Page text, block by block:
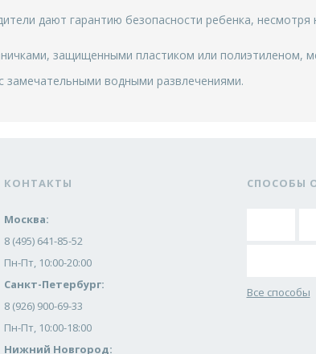
дают гарантию безопасности ребенка, несмотря
защищенными пластиком или полиэтиленом,
замечательными водными развлечениями.
КОНТАКТЫ
Москва:
8 (495) 641-85-52
Пн-Пт, 10:00-20:00
Санкт-Петербург:
8 (926) 900-69-33
Пн-Пт, 10:00-18:00
Нижний Новгород:
СПОСОБЫ
Все способы